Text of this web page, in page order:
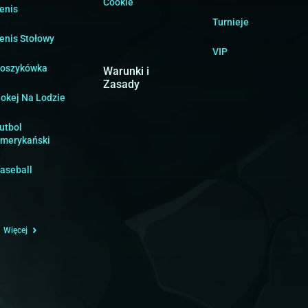
Stołowy
Na Lodzie
Warunki i
Zasady
Turnieje
VIP
Więcej